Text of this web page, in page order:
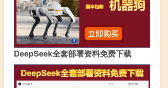
DeepSeek全套部署资料免费下载